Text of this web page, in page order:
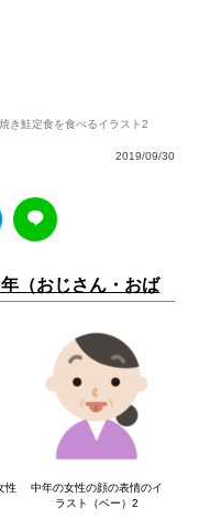
き鮭定食を食べるイラスト2
2019/09/30
（おじさん・おば
性
中年の女性の顔の表情のイ
ラスト（ベー）2